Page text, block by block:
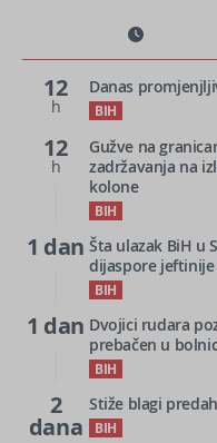
12
h
Danas
BIH
12
h
Gužve na
zadržavanja na
kolone
BIH
1 dan Šta ulazak BiH u
dijaspore jeftinije
BIH
1 dan Dvojici rudara
prebačen u
BIH
2
dana
Stiže blagi
BIH